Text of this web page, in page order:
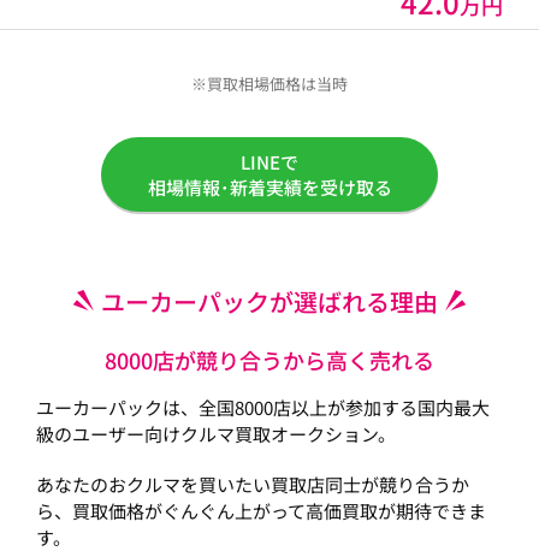
※買取相場価格は当時
LINEで
相場情報･新着実績を受け取る
ユーカーパックが選ばれる理由
8000店が競り合うから高く売れる
ユーカーパックは、全国8000店以上が参加する国内最大
級のユーザー向けクルマ買取オークション。
あなたのおクルマを買いたい買取店同士が競り合うか
ら、買取価格がぐんぐん上がって高価買取が期待できま
す。